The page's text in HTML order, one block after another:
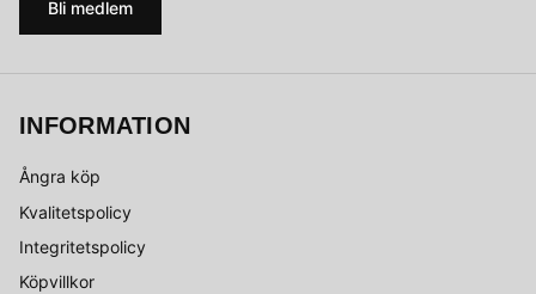
Bli medlem
INFORMATION
Ångra köp
Kvalitetspolicy
Integritetspolicy
Köpvillkor